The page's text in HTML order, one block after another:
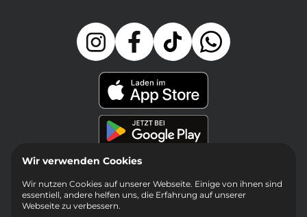
Wir verwenden Cookies
Wir nutzen Cookies auf unserer Webseite. Einige von ihnen sind
essentiell, andere helfen uns, die Erfahrung auf unserer
Webseite zu verbessern.